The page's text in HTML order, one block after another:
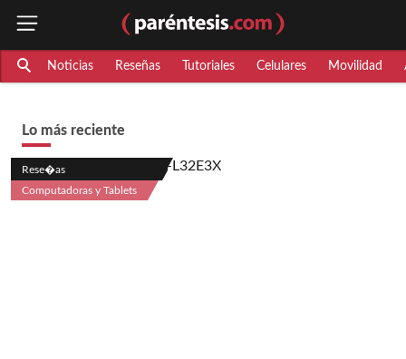
Noticias Reseñas Tutoriales Celulares Movilidad
Lo más reciente
Rese�as
Computadoras y Tablets